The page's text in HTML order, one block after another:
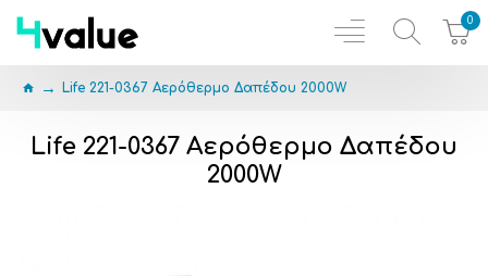
0
Life 221-0367 Αερόθερμο Δαπέδου 2000W
Life 221-0367 Αερόθερμο Δαπέδου
2000W